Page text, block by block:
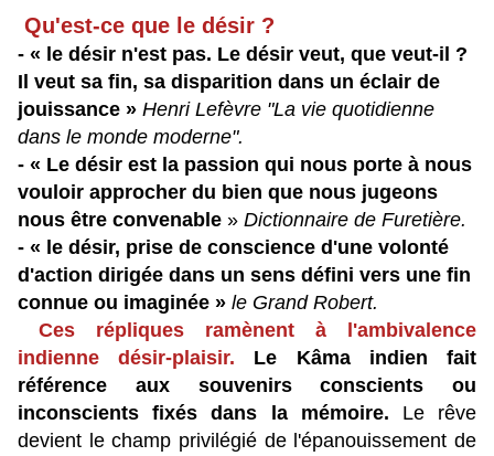
Qu'est-ce que le désir ?
- « le désir n'est pas. Le désir veut, que veut-il ?
Il veut sa fin, sa disparition dans un éclair de
jouissance » Henri Lefèvre "La vie quotidienne
dans le monde moderne".
- « Le désir est la passion qui nous porte à nous
vouloir approcher du bien que nous jugeons
nous être convenable » Dictionnaire de Furetière.
- « le désir, prise de conscience d'une volonté
d'action dirigée dans un sens défini vers une fin
connue ou imaginée » le Grand Robert.
Ces répliques ramènent à l'ambivalence
indienne désir-plaisir.
Le Kâma indien fait
référence aux souvenirs conscients ou
inconscients fixés dans la mémoire. Le rêve
devient le champ privilégié de l'épanouissement de